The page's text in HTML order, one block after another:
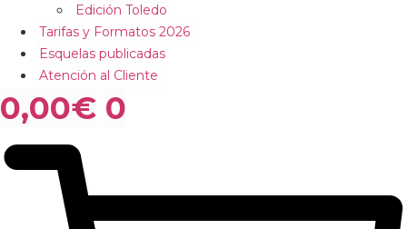
Edición Toledo
Tarifas y Formatos 2026
Esquelas publicadas
Atención al Cliente
0,00€ 0